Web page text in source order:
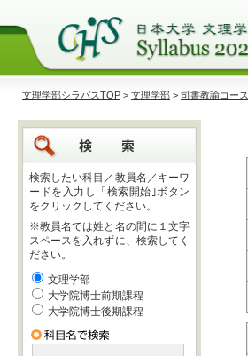
文理学部シラバスTOP > 文理学部 > 司書教諭コース
検索したい科目／教員名／キーワ
ードを入力し「検索開始｣ボタン
をクリックしてください。
※教員名では姓と名の間に１文字
スペースを入れずに、検索してく
ださい。
文理学部
大学院博士前期課程
大学院博士後期課程